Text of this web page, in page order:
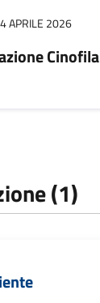
APRILE 2026
Cinofila
(1)